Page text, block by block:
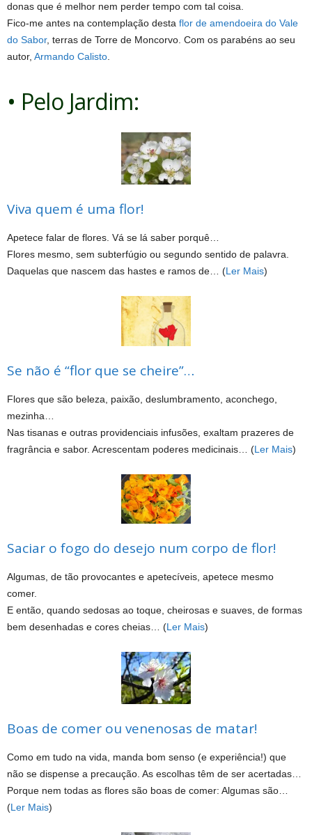
donas que é melhor nem perder tempo com tal coisa.
Fico-me antes na contemplação desta flor de amendoeira do Vale
do Sabor, terras de Torre de Moncorvo. Com os parabéns ao seu
autor, Armando Calisto
• Pelo Jardim:
Viva quem é uma flor!
Apetece falar de flores. Vá se lá saber porquê…
Flores mesmo, sem subterfúgio ou segundo sentido de palavra.
Daquelas que nascem das hastes e ramos de… (Ler Mais)
Se não é “flor que se cheire”…
Flores que são beleza, paixão, deslumbramento, aconchego,
mezinha…
Nas tisanas e outras providenciais infusões, exaltam prazeres de
fragrância e sabor. Acrescentam poderes medicinais… (Ler Mais)
Saciar o fogo do desejo num corpo de flor!
Algumas, de tão provocantes e apetecíveis, apetece mesmo
comer.
E então, quando sedosas ao toque, cheirosas e suaves, de formas
bem desenhadas e cores cheias… (Ler Mais)
Boas de comer ou venenosas de matar!
Como em tudo na vida, manda bom senso (e experiência!) que
não se dispense a precaução. As escolhas têm de ser acertadas…
Porque nem todas as flores são boas de comer: Algumas são…
(Ler Mais)